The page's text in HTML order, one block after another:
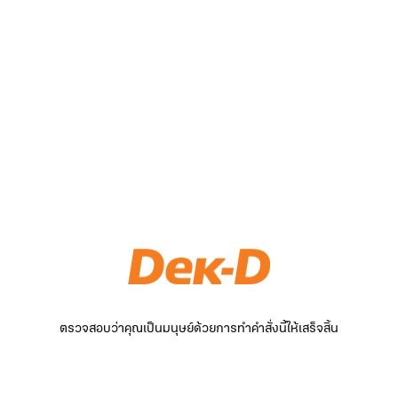
ตรวจสอบว่าคุณเป็นมนุษย์ด้วยการทำคำสั่งนี้ให้เสร็จสิ้น